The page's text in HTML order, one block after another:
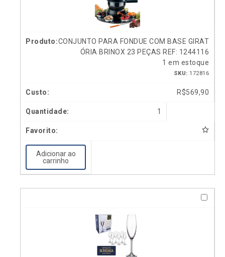
CONJUNTO PARA FONDUE COM BASE GIRAT
ÓRIA BRINOX 23 PEÇAS REF: 1244116
1 em estoque
SKU: 172816
R$569,90
1
Adicionar ao
carrinho